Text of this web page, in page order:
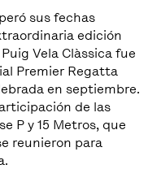
sus fechas
edición
Vela Clàssica fue
Premier Regatta
en septiembre.
de las
P y 15 Metros, que
reunieron para